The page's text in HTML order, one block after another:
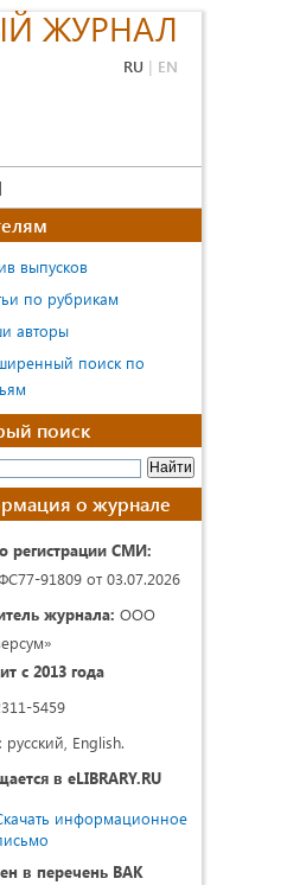
ЖУРНАЛ
RU | EN
выпусков
по рубрикам
авторы
поиск по
поиск
о журнале
регистрации СМИ:
91809 от 03.07.2026
журнала: ООО
с 2013 года
5459
русский, English.
в eLIBRARY.RU
информационное
в перечень ВАК